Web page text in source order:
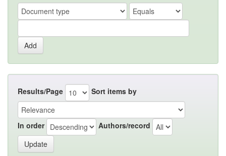
Results/Page Sort items by
In order Authors/record